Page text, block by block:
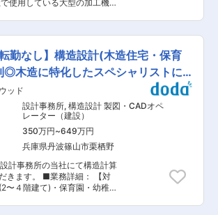
います。 また、人材育成とし
る改善専門部署による高度な
大きな成果を上げています。
定める業務
育園、幼稚園、福祉施設、教
店舗倉庫などの自由度が必要
担が少ないと言われていま
を積極的にサポートします。
容応力度計算により、構造提
します。 ・建て方工事まで請
ついては相談 変更の範
務
使用している大型の加工機械
装置の吹き出し口に使われる
同社ではまっすぐ綺麗に加工
。 他にも、様々な製品の加工
ので、モノづくりの醍醐味を
。 【変更の範囲：会社の定め
後1〜2年は主担当の補助とし
らいながら業務を覚えて頂き
当として1つの加工機械をお
で、未経験から技術者として
。 ■組織構成 現在
同作業を担当しており、20〜
の方まで幅広い年代の方が
波工場稼働後は、そのうち3
。 ■働く環境 : 温度
法変化をなくすため、工場内
転勤なし】構造設計(木造住宅・保育
木造に特化したスペシャリストにな
ッド
設計事務所, 構造設計 製図・CADオペ
レーター（建設）
350万円~649万円
兵庫県丹波篠山市栗栖野
計事務所の当社にて構造計算
務詳細： 【対
〜４階建て)・保育園・幼稚園